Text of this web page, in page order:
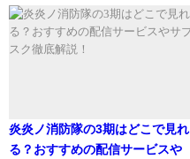
炎炎ノ消防隊の3期はどこで見れ
る？おすすめの配信サービスや